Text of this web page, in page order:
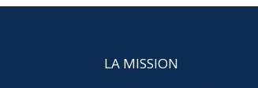
LA MISSION